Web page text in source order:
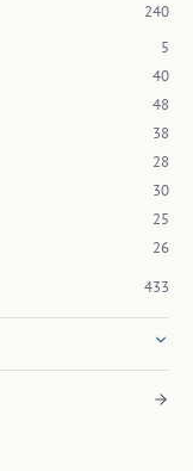
240
5
40
48
38
28
30
25
26
433